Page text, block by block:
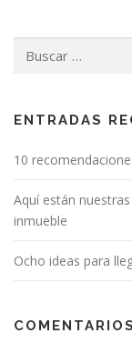
ENTRADAS
10
Aquí están
inmueble
Ocho ideas para